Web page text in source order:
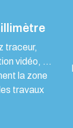
traceur,
vidéo, …
la zone
travaux